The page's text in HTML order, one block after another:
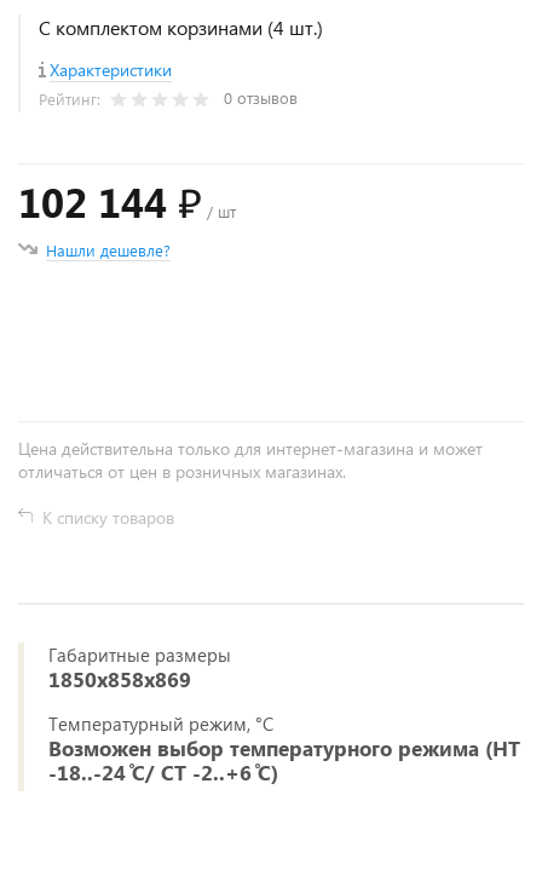
С комплектом корзинами (4 шт.)
Характеристики
Рейтинг: 0 отзывов
102 144 ₽ / шт
Нашли дешевле?
Цена действительна только для интернет-магазина и может
отличаться от цен в розничных магазинах.
К списку товаров
Габаритные размеры
1850х858х869
Температурный режим, °C
Возможен выбор температурного режима (НТ
-18..-24 ̊С/ СТ -2..+6 ̊С)